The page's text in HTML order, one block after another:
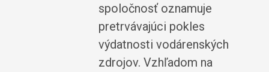
spoločnosť oznamuje
pretrvávajúci pokles
výdatnosti vodárenských
zdrojov. Vzhľadom na